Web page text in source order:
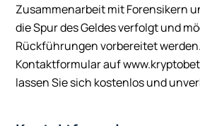
Zusammenarbeit mit Forensikern
die Spur des Geldes verfolgt und
Rückführungen vorbereitet
Kontaktformular auf
lassen Sie sich kostenlos und